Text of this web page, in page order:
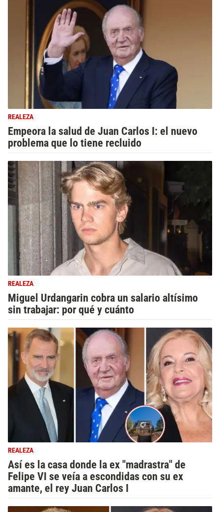
REALEZA
Empeora la salud de Juan Carlos I: el nuevo
problema que lo tiene recluido
REALEZA
Miguel Urdangarin cobra un salario altísimo
sin trabajar: por qué y cuánto
REALEZA
Así es la casa donde la ex "madrastra" de
Felipe VI se veía a escondidas con su ex
amante, el rey Juan Carlos I